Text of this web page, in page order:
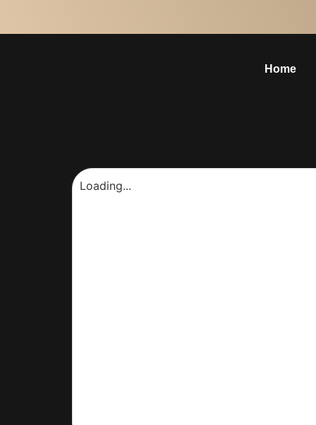
Home
Loading...